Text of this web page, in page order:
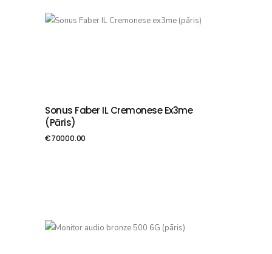
PIEVIENOT GROZAM
Sonus Faber IL Cremonese Ex3me
(pāris)
€70000.00